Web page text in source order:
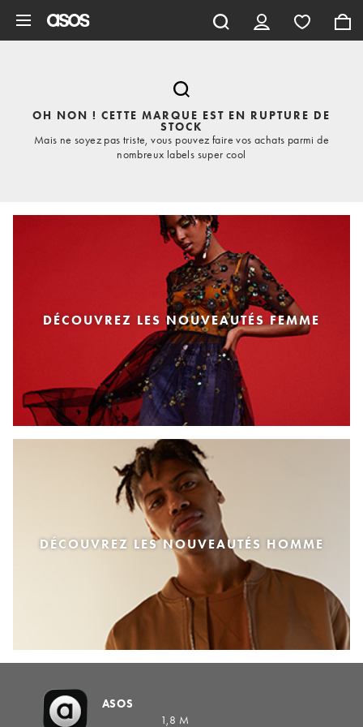
OH NON ! CETTE MARQUE EST EN RUPTURE DE
STOCK
Mais ne soyez pas triste, vous pouvez faire vos achats parmi de
nombreux labels super cool
DÉCOUVREZ LES NOUVEAUTÉS FEMME
DÉCOUVREZ LES NOUVEAUTÉS HOMME
ASOS
1,8 M